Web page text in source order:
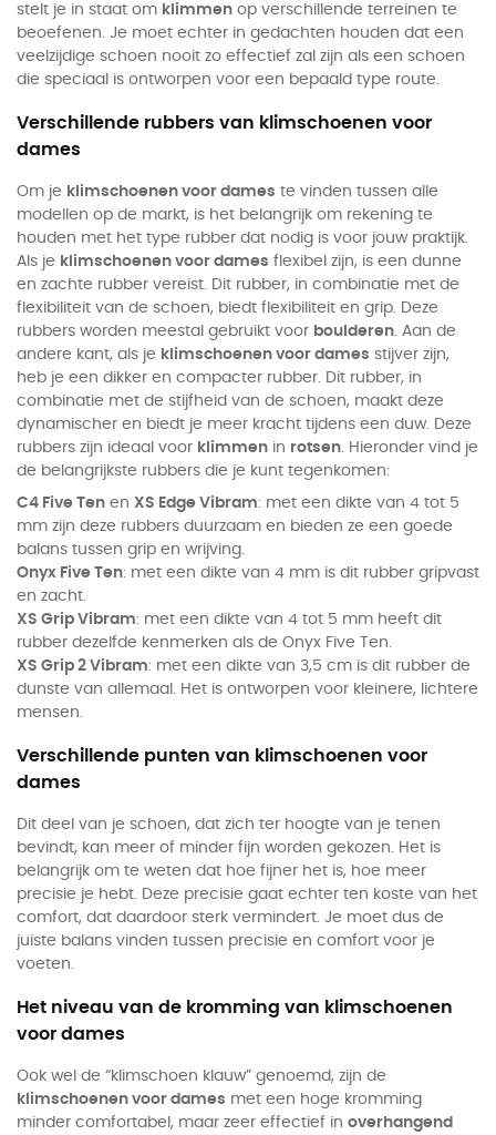
stelt je in staat om klimmen op verschillende terreinen te
beoefenen. Je moet echter in gedachten houden dat een
veelzijdige schoen nooit zo effectief zal zijn als een schoen
die speciaal is ontworpen voor een bepaald type route.
Verschillende rubbers van klimschoenen voor
dames
Om je klimschoenen voor dames te vinden tussen alle
modellen op de markt, is het belangrijk om rekening te
houden met het type rubber dat nodig is voor jouw praktijk.
Als je klimschoenen voor dames flexibel zijn, is een dunne
en zachte rubber vereist. Dit rubber, in combinatie met de
flexibiliteit van de schoen, biedt flexibiliteit en grip. Deze
rubbers worden meestal gebruikt voor boulderen. Aan de
andere kant, als je klimschoenen voor dames stijver zijn,
heb je een dikker en compacter rubber. Dit rubber, in
combinatie met de stijfheid van de schoen, maakt deze
dynamischer en biedt je meer kracht tijdens een duw. Deze
rubbers zijn ideaal voor klimmen in rotsen. Hieronder vind je
de belangrijkste rubbers die je kunt tegenkomen:
C4 Five Ten en XS Edge Vibram: met een dikte van 4 tot 5
mm zijn deze rubbers duurzaam en bieden ze een goede
balans tussen grip en wrijving.
Onyx Five Ten: met een dikte van 4 mm is dit rubber gripvast
en zacht.
XS Grip Vibram: met een dikte van 4 tot 5 mm heeft dit
rubber dezelfde kenmerken als de Onyx Five Ten.
XS Grip 2 Vibram: met een dikte van 3,5 cm is dit rubber de
dunste van allemaal. Het is ontworpen voor kleinere, lichtere
mensen.
Verschillende punten van klimschoenen voor
dames
Dit deel van je schoen, dat zich ter hoogte van je tenen
bevindt, kan meer of minder fijn worden gekozen. Het is
belangrijk om te weten dat hoe fijner het is, hoe meer
precisie je hebt. Deze precisie gaat echter ten koste van het
comfort, dat daardoor sterk vermindert. Je moet dus de
juiste balans vinden tussen precisie en comfort voor je
voeten.
Het niveau van de kromming van klimschoenen
voor dames
Ook wel de “klimschoen klauw” genoemd, zijn de
klimschoenen voor dames met een hoge kromming
minder comfortabel, maar zeer effectief in overhangend